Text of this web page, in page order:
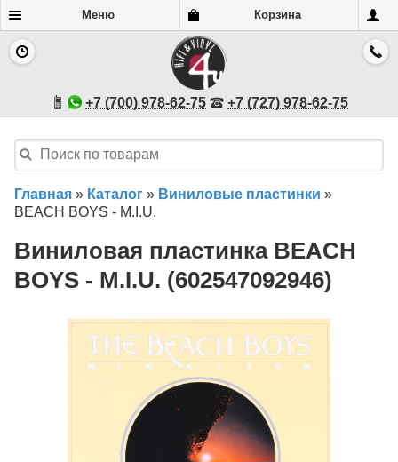
Меню Корзина
+7 (700) 978-62-75 +7 (727) 978-62-75
Главная » Каталог » Виниловые пластинки »
BEACH BOYS - M.I.U.
Виниловая пластинка BEACH
BOYS - M.I.U. (602547092946)